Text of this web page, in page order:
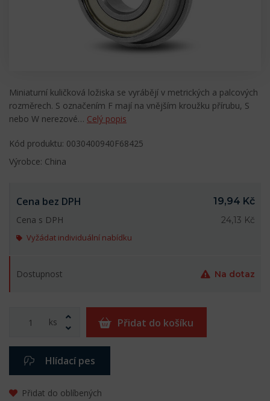
Miniaturní kuličková ložiska se vyrábějí v metrických a palcových
rozměrech. S označením F mají na vnějším kroužku přírubu, S
nebo W nerezové… Celý popis
Kód produktu: 0030400940F68425
Výrobce: China
Cena bez DPH
19,94 Kč
Cena s DPH
24,13 Kč
Vyžádat individuální nabídku
Dostupnost Na dotaz
ks Přidat do košíku
Hlídací pes
Přidat do oblíbených